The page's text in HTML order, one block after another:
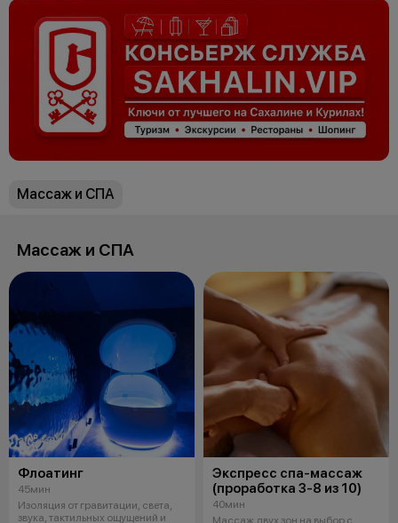
Массаж и СПА
Массаж и СПА
Флоатинг
45мин
Изоляция от гравитации, света,
звука, тактильных ощущений и
Экспресс спа-массаж
(проработка 3-8 из 10)
40мин
Массаж двух зон на выбор с